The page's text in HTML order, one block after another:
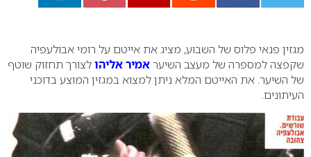
מגזין פנאי פלוס של השבוע, מציג את אייטם על רומי אבולעפיה
שקפצה למספרה של מעצב השיעראמיר אליהולצורך תחזוק שוטף
של השיער. את האייטם המלא ניתן למצוא במגזין המוצע בדוכני
העיתונים.